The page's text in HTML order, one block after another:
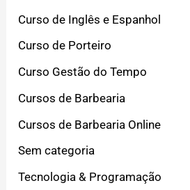
Curso de Inglês e Espanhol
Curso de Porteiro
Curso Gestão do Tempo
Cursos de Barbearia
Cursos de Barbearia Online
Sem categoria
Tecnologia & Programação